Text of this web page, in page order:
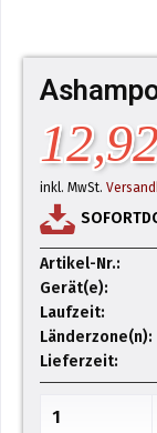
inkl. MwSt.
Artikel-Nr.:
Gerät(e):
Laufzeit:
Länderzone(n):
Lieferzeit: